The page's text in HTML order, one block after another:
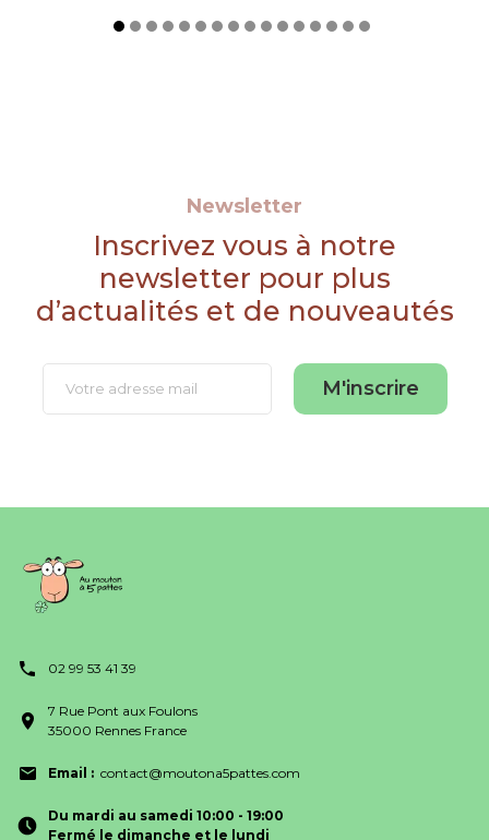
Newsletter
Inscrivez vous à notre
newsletter pour plus
d’actualités et de nouveautés
M'inscrire
02 99 53 41 39
7 Rue Pont aux Foulons
35000 Rennes France
Email : contact@moutona5pattes.com
Du mardi au samedi 10:00 - 19:00
Fermé le dimanche et le lundi